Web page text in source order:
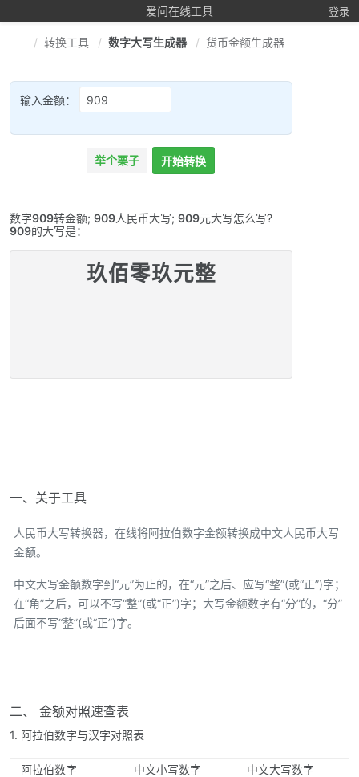
爱问在线工具 登录
转换工具 数字大写生成器 货币金额生成器
输入金额：
举个栗子 开始转换
数字909转金额; 909人民币大写; 909元大写怎么写?
909的大写是：
玖佰零玖元整
一、关于工具
人民币大写转换器，在线将阿拉伯数字金额转换成中文人民币大写
金额。
中文大写金额数字到“元”为止的，在“元”之后、应写“整”(或“正”)字；
在“角”之后，可以不写“整”(或“正”)字；大写金额数字有“分”的，“分”
后面不写“整”(或“正”)字。
二、 金额对照速查表
1. 阿拉伯数字与汉字对照表
阿拉伯数字 中文小写数字
中文大写数字